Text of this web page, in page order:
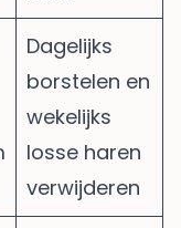
Dagelijks
borstelen en
wekelijks
losse haren
verwijderen